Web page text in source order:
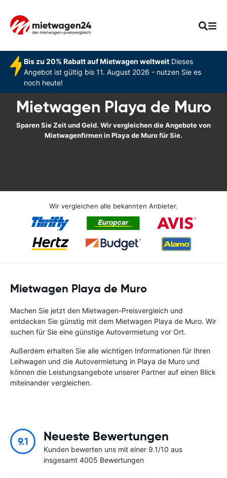
Bis zu 20% Rabatt auf Mietwagen weltweitDieses
Angebot ist gültig bis 11. August 2026 - nutzen Sie es
noch heute!
Mietwagen Playa de Muro
Sparen Sie Zeit und Geld. Wir vergleichen die Angebote von
Mietwagenfirmen in Playa de Muro für Sie.
Wir vergleichen alle bekannten Anbieter.
Mietwagen Playa de Muro
Machen Sie jetzt den Mietwagen-Preisvergleich und
entdecken Sie günstig mit dem Mietwagen Playa de Muro. Wir
suchen für Sie eine günstige Autovermietung vor Ort.
Außerdem erhalten Sie alle wichtigen Informationen für Ihren
Leihwagen und die Autovermietung in Playa de Muro und
können die Leistungsangebote unserer Partner auf einen Blick
miteinander vergleichen.
9.1 Neueste Bewertungen
Kunden bewerten uns mit einer 9.1/10 aus
insgesamt 4005 Bewertungen